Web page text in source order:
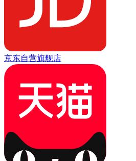
京东自营旗舰店